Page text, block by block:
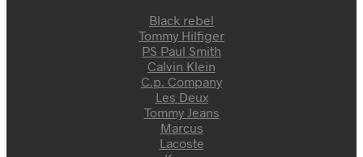
Black rebel
Tommy Hilfiger
PS Paul Smith
Calvin Klein
C.p. Company
Les Deux
Tommy Jeans
Marcus
Lacoste